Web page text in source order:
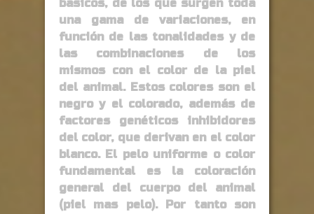
básicos, de los que surgen toda
una gama de variaciones, en
función de las tonalidades y de
las combinaciones de los
mismos con el color de la piel
del animal. Estos colores son el
negro y el colorado, además de
factores genéticos inhibidores
del color, que derivan en el color
blanco. El pelo uniforme o color
fundamental es la coloración
general del cuerpo del animal
(piel mas pelo). Por tanto son